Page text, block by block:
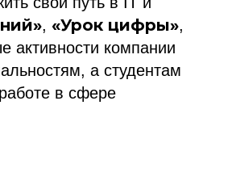
, «Урок цифры»,
активности компании
а студентам
в сфере